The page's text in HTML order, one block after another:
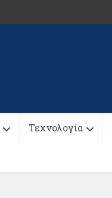
Τεχνολογία